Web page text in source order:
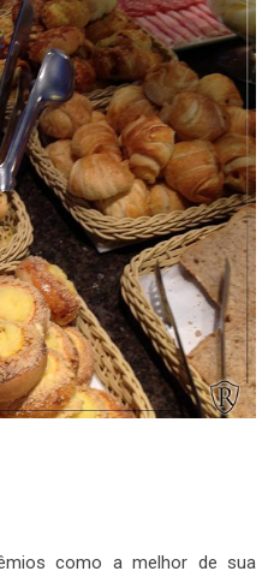
como a melhor de sua